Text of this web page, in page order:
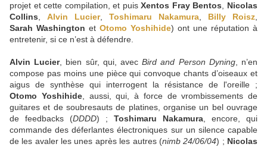
projet et cette compilation, et puisXentos Fray Bentos
Nicolas
Collins
Alvin Lucier, Toshimaru Nakamura Billy Roisz
Sarah Washington et Otomo Yoshihide) ont une réputation à
entretenir, si ce n’est à défendre.
Alvin Lucier, bien sûr, qui, avecBird and Person Dyning, n’en
compose pas moins une pièce qui convoque chants d’oiseaux et
aigus de synthèse qui interrogent la résistance de l'oreille ;
Otomo Yoshihide, aussi, qui, à force de vrombissements de
guitares et de soubresauts de platines, organise un bel ouvrage
de feedbacks (DDDD) ; Toshimaru Nakamura , encore, qui
commande des déferlantes électroniques sur un silence capable
de les avaler les unes après les autres (nimb 24/06/04) ; Nicolas